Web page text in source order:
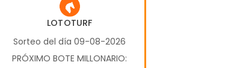
LOTOTURF
Sorteo del día 09-08-2026
PRÓXIMO BOTE MILLONARIO: